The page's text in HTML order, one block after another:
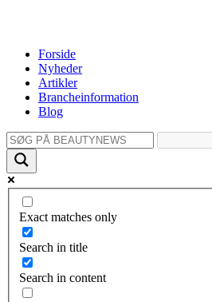
Forside
Nyheder
Artikler
Brancheinformation
Blog
Exact matches only
Search in title
Search in content